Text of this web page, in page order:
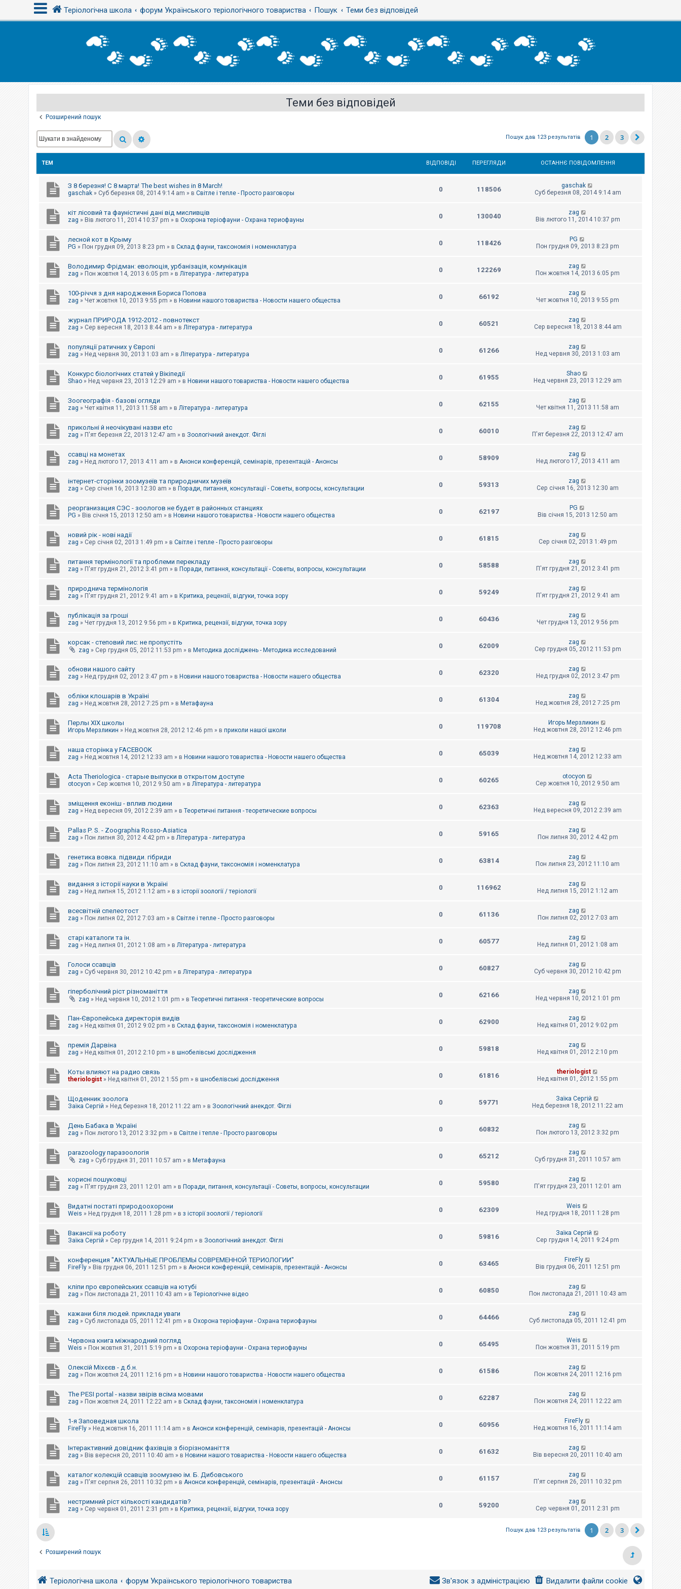
Теріологічна школа форум Українського теріологічного товариства Пошук Теми без відповідей
Теми без відповідей
Розширений пошук
Пошук дав 123 результатів 1 2 3
ТЕМ ВІДПОВІДІ ПЕРЕГЛЯДИ ОСТАННЄ ПОВІДОМЛЕННЯ
З 8 березня! С 8 марта! The best wishes in 8 March!
gaschak » Суб березня 08, 2014 9:14 am » в Світле і тепле - Просто разговоры 0 118506
gaschak
Суб березня 08, 2014 9:14 am
кіт лісовий та фауністичні дані від мисливців
zag » Вів лютого 11, 2014 10:37 pm » в Охорона теріофауни - Охрана териофауны 0 130040
zag
Вів лютого 11, 2014 10:37 pm
лесной кот в Крыму
PG » Пон грудня 09, 2013 8:23 pm » в Склад фауни, таксономія і номенклатура 0 118426
PG
Пон грудня 09, 2013 8:23 pm
Володимир Фрідман: еволюція, урбанізація, комунікація
zag » Пон жовтня 14, 2013 6:05 pm » в Література - литература 0 122269
zag
Пон жовтня 14, 2013 6:05 pm
100-річчя з дня народження Бориса Попова
zag » Чет жовтня 10, 2013 9:55 pm » в Новини нашого товариства - Новости нашего общества 0 66192
zag
Чет жовтня 10, 2013 9:55 pm
журнал ПРИРОДА 1912-2012 - повнотекст
zag » Сер вересня 18, 2013 8:44 am » в Література - литература 0 60521
zag
Сер вересня 18, 2013 8:44 am
популяції ратичних у Європі
zag » Нед червня 30, 2013 1:03 am » в Література - литература 0 61266
zag
Нед червня 30, 2013 1:03 am
Конкурс біологічних статей у Вікіпедії
Shao » Нед червня 23, 2013 12:29 am » в Новини нашого товариства - Новости нашего общества 0 61955
Shao
Нед червня 23, 2013 12:29 am
Зоогеографія - базові огляди
zag » Чет квітня 11, 2013 11:58 am » в Література - литература 0 62155
zag
Чет квітня 11, 2013 11:58 am
прикольні й неочікувані назви etc
zag » П'ят березня 22, 2013 12:47 am » в Зоологічний анекдот. Фіглі 0 60010
zag
П'ят березня 22, 2013 12:47 am
ссавці на монетах
zag » Нед лютого 17, 2013 4:11 am » в Анонси конференцій, семінарів, презентацій - Анонсы 0 58909
zag
Нед лютого 17, 2013 4:11 am
інтернет-сторінки зоомузеїв та природничих музеїв
zag » Сер січня 16, 2013 12:30 am » в Поради, питання, консультації - Советы, вопросы, консультации 0 59313
zag
Сер січня 16, 2013 12:30 am
реорганизация СЭС - зоологов не будет в районных станциях
PG » Вів січня 15, 2013 12:50 am » в Новини нашого товариства - Новости нашего общества 0 62197
PG
Вів січня 15, 2013 12:50 am
новий рік - нові надії
zag » Сер січня 02, 2013 1:49 pm » в Світле і тепле - Просто разговоры 0 61815
zag
Сер січня 02, 2013 1:49 pm
питання термінології та проблеми перекладу
zag » П'ят грудня 21, 2012 3:41 pm » в Поради, питання, консультації - Советы, вопросы, консультации 0 58588
zag
П'ят грудня 21, 2012 3:41 pm
природнича термінологія
zag » П'ят грудня 21, 2012 9:41 am » в Критика, рецензії, відгуки, точка зору 0 59249
zag
П'ят грудня 21, 2012 9:41 am
публікація за гроші
zag » Чет грудня 13, 2012 9:56 pm » в Критика, рецензії, відгуки, точка зору 0 60436
zag
Чет грудня 13, 2012 9:56 pm
корсак - степовий лис: не пропустіть
zag » Сер грудня 05, 2012 11:53 pm » в Методика досліджень - Методика исследований
0 62009
zag
Сер грудня 05, 2012 11:53 pm
обнови нашого сайту
zag » Нед грудня 02, 2012 3:47 pm » в Новини нашого товариства - Новости нашего общества 0 62320
zag
Нед грудня 02, 2012 3:47 pm
обліки клошарів в Україні
zag » Нед жовтня 28, 2012 7:25 pm » в Метафауна 0 61304
zag
Нед жовтня 28, 2012 7:25 pm
Перлы ХІХ школы
Игорь Мерзликин » Нед жовтня 28, 2012 12:46 pm » в приколи нашої школи 0 119708
Игорь Мерзликин
Нед жовтня 28, 2012 12:46 pm
наша сторінка у FACEBOOK
zag » Нед жовтня 14, 2012 12:33 am » в Новини нашого товариства - Новости нашего общества 0 65039
zag
Нед жовтня 14, 2012 12:33 am
Acta Theriologica - старые выпуски в открытом доступе
otocyon » Сер жовтня 10, 2012 9:50 am » в Література - литература 0 60265
otocyon
Сер жовтня 10, 2012 9:50 am
зміщення еконіш - вплив людини
zag » Нед вересня 09, 2012 2:39 am » в Теоретичні питання - теоретические вопросы 0 62363
zag
Нед вересня 09, 2012 2:39 am
Pallas P. S. - Zoographia Rosso-Asiatica
zag » Пон липня 30, 2012 4:42 pm » в Література - литература 0 59165
zag
Пон липня 30, 2012 4:42 pm
генетика вовка. підвиди. гібриди
zag » Пон липня 23, 2012 11:10 am » в Склад фауни, таксономія і номенклатура 0 63814
zag
Пон липня 23, 2012 11:10 am
видання з історії науки в Україні
zag » Нед липня 15, 2012 1:12 am » в з історії зоології / теріології 0 116962
zag
Нед липня 15, 2012 1:12 am
всесвітній спелеотост
zag » Пон липня 02, 2012 7:03 am » в Світле і тепле - Просто разговоры 0 61136
zag
Пон липня 02, 2012 7:03 am
старі каталоги та ін.
zag » Нед липня 01, 2012 1:08 am » в Література - литература 0 60577
zag
Нед липня 01, 2012 1:08 am
Голоси ссавців
zag » Суб червня 30, 2012 10:42 pm » в Література - литература 0 60827
zag
Суб червня 30, 2012 10:42 pm
гіперболічний ріст різноманіття
zag » Нед червня 10, 2012 1:01 pm » в Теоретичні питання - теоретические вопросы
0 62166
zag
Нед червня 10, 2012 1:01 pm
Пан-Європейська директорія видів
zag » Нед квітня 01, 2012 9:02 pm » в Склад фауни, таксономія і номенклатура 0 62900
zag
Нед квітня 01, 2012 9:02 pm
премія Дарвіна
zag » Нед квітня 01, 2012 2:10 pm » в шнобелівські дослідження 0 59818
zag
Нед квітня 01, 2012 2:10 pm
Коты влияют на радио связь
theriologist » Нед квітня 01, 2012 1:55 pm » в шнобелівські дослідження 0 61816
theriologist
Нед квітня 01, 2012 1:55 pm
Щоденник зоолога
Заїка Сергій » Нед березня 18, 2012 11:22 am » в Зоологічний анекдот. Фіглі 0 59771
Заїка Сергій
Нед березня 18, 2012 11:22 am
День Бабака в Україні
zag » Пон лютого 13, 2012 3:32 pm » в Світле і тепле - Просто разговоры 0 60832
zag
Пон лютого 13, 2012 3:32 pm
parazoology паразоологія
zag » Суб грудня 31, 2011 10:57 am » в Метафауна
0 65212
zag
Суб грудня 31, 2011 10:57 am
корисні пошуковці
zag » П'ят грудня 23, 2011 12:01 am » в Поради, питання, консультації - Советы, вопросы, консультации 0 59580
zag
П'ят грудня 23, 2011 12:01 am
Видатні постаті природоохорони
Weis » Нед грудня 18, 2011 1:28 pm » в з історії зоології / теріології 0 62309
Weis
Нед грудня 18, 2011 1:28 pm
Вакансії на роботу
Заїка Сергій » Сер грудня 14, 2011 9:24 pm » в Зоологічний анекдот. Фіглі 0 59816
Заїка Сергій
Сер грудня 14, 2011 9:24 pm
конференция "АКТУАЛЬНЫЕ ПРОБЛЕМЫ СОВРЕМЕННОЙ ТЕРИОЛОГИИ"
FireFly » Вів грудня 06, 2011 12:51 pm » в Анонси конференцій, семінарів, презентацій - Анонсы 0 63465
FireFly
Вів грудня 06, 2011 12:51 pm
кліпи про європейських ссавців на ютубі
zag » Пон листопада 21, 2011 10:43 am » в Теріологічне відео 0 60850
zag
Пон листопада 21, 2011 10:43 am
кажани біля людей. приклади уваги
zag » Суб листопада 05, 2011 12:41 pm » в Охорона теріофауни - Охрана териофауны 0 64466
zag
Суб листопада 05, 2011 12:41 pm
Червона книга міжнародний погляд
Weis » Пон жовтня 31, 2011 5:19 pm » в Охорона теріофауни - Охрана териофауны 0 65495
Weis
Пон жовтня 31, 2011 5:19 pm
Олексій Міхєєв - д.б.н.
zag » Пон жовтня 24, 2011 12:16 pm » в Новини нашого товариства - Новости нашего общества 0 61586
zag
Пон жовтня 24, 2011 12:16 pm
The PESI portal - назви звірів всіма мовами
zag » Пон жовтня 24, 2011 12:22 am » в Склад фауни, таксономія і номенклатура 0 62287
zag
Пон жовтня 24, 2011 12:22 am
1-я Заповедная школа
FireFly » Нед жовтня 16, 2011 11:14 am » в Анонси конференцій, семінарів, презентацій - Анонсы 0 60956
FireFly
Нед жовтня 16, 2011 11:14 am
Інтерактивний довідник фахівців з біорізноманіття
zag » Вів вересня 20, 2011 10:40 am » в Новини нашого товариства - Новости нашего общества 0 61632
zag
Вів вересня 20, 2011 10:40 am
каталог колекцій ссавців зоомузею ім. Б. Дибовського
zag » П'ят серпня 26, 2011 10:32 pm » в Анонси конференцій, семінарів, презентацій - Анонсы 0 61157
zag
П'ят серпня 26, 2011 10:32 pm
нестримний ріст кількості кандидатів?
zag » Сер червня 01, 2011 2:31 pm » в Критика, рецензії, відгуки, точка зору 0 59200
zag
Сер червня 01, 2011 2:31 pm
Пошук дав 123 результатів 1 2 3
Розширений пошук
Теріологічна школа форум Українського теріологічного товариства Видалити файли cookie
Зв'язок з адміністрацією